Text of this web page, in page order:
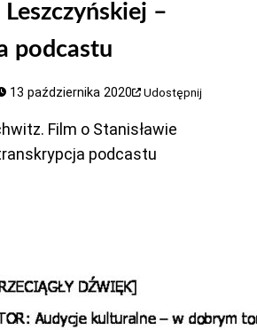
–
podcastu
13 października 2020 Udostępnij